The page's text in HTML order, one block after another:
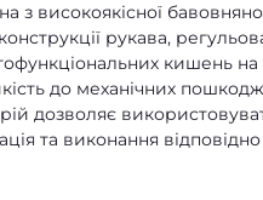
з високоякісної
рукава,
кишень на
до механічних
дозволяє
та виконання